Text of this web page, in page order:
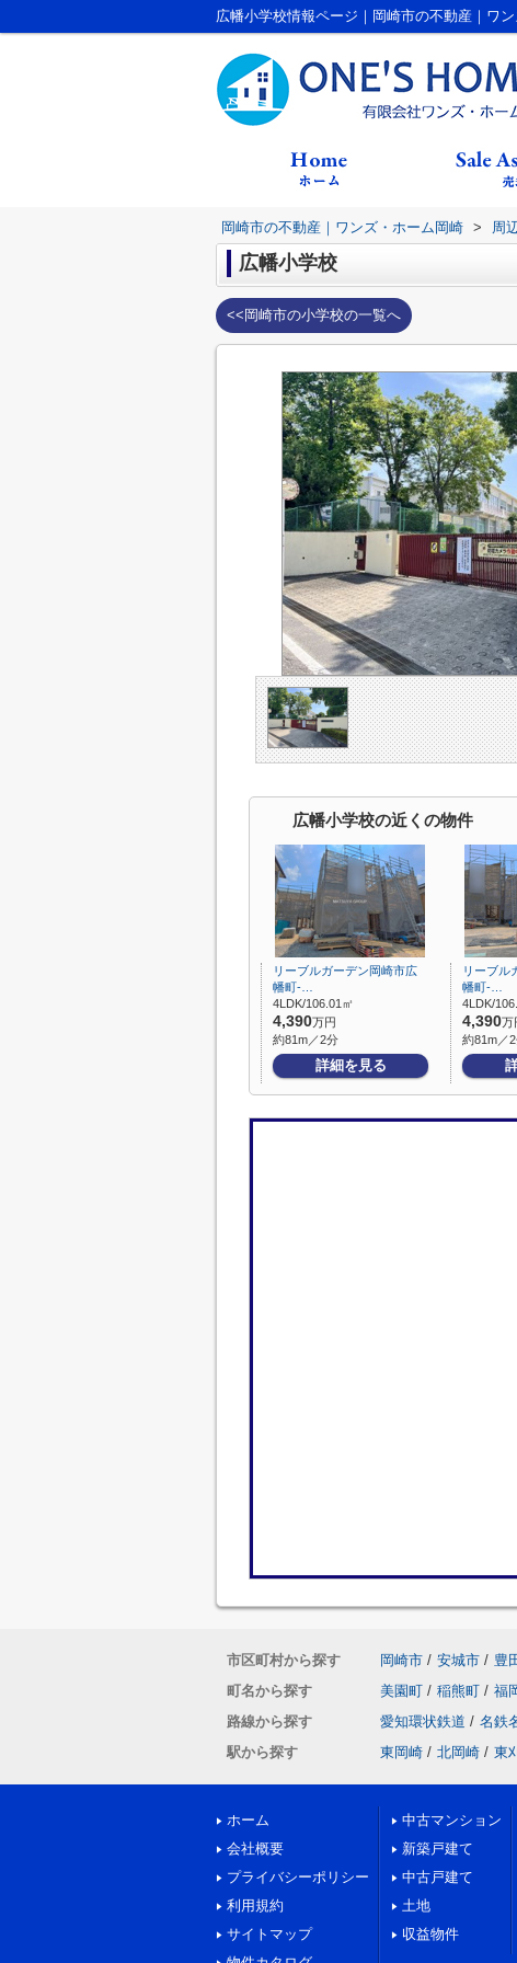
広幡小学校情報ページ｜岡崎市の不動産｜ワ
岡崎市の不動産｜ワンズ・ホーム岡崎 > 周
広幡小学校
<<岡崎市の小学校の一覧へ
広幡小学校の近くの物件
リーブルガーデン岡崎市広
幡町-…
4LDK/106.01㎡
4,390万円
約81m／2分
詳細を見る
リーブル
幡町-…
4LDK/
4,390万
約81m／
市区町村から探す 岡崎市 / 安城市 / 豊
町名から探す
美園町 / 稲熊町 / 福
路線から探す
愛知環状鉄道 / 名鉄
駅から探す
東岡崎 / 北岡崎 / 東
ホーム
会社概要
プライバシーポリシー
利用規約
サイトマップ
中古マンション
新築戸建て
中古戸建て
土地
収益物件